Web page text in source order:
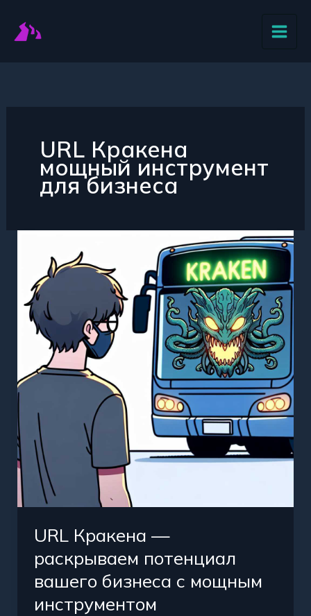
содержимому
URL Кракена
мощный инструмент
для бизнеса
URL Кракена —
раскрываем потенциал
вашего бизнеса с мощным
инструментом
Кракена
—
раскрываем
потенциал
вашего
бизнеса
с
инструментом